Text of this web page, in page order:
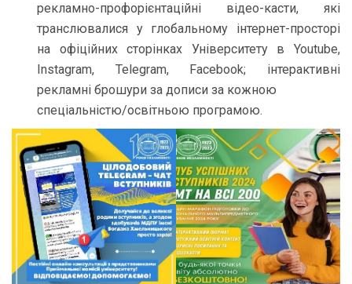
рекламно-профорієнтаційні відео-касти, які
транслювалися у глобальному інтернет-просторі
на офіційних сторінках Університету в Youtube,
Instagram, Telegram, Facebook; інтерактивні
рекламні брошури за дописи за кожною
спеціальністю/освітньою програмою.